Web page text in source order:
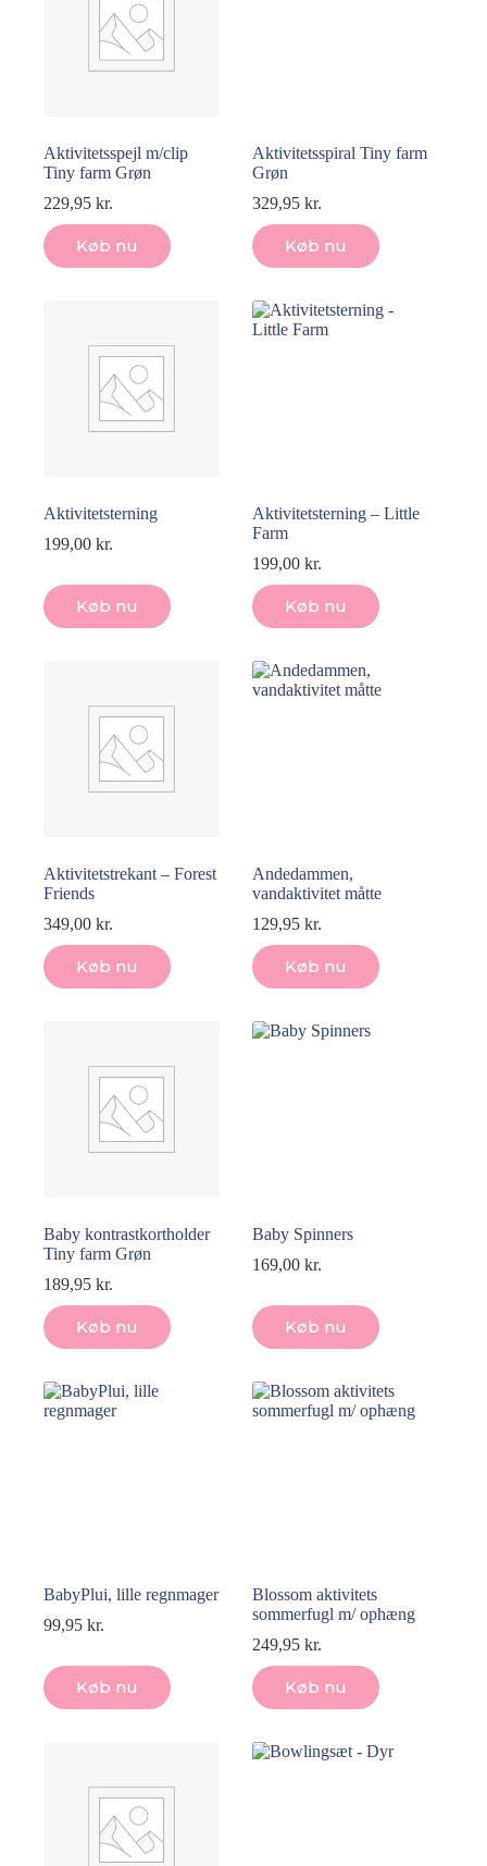
Aktivitetsspejl m/clip
Tiny farm Grøn
229,95 kr.
Køb nu
Aktivitetsspiral Tiny farm
Grøn
329,95kr.
Køb nu
Aktivitetsterning
199,00 kr.
Køb nu
Aktivitetsterning – Little
Farm
199,00kr.
Køb nu
Aktivitetstrekant – Forest
Friends
349,00 kr.
Køb nu
Andedammen,
vandaktivitet måtte
129,95kr.
Køb nu
Baby kontrastkortholder
Tiny farm Grøn
189,95 kr.
Køb nu
Baby Spinners
169,00kr.
Køb nu
BabyPlui, lille regnmager
99,95 kr.
Køb nu
Blossom aktivitets
sommerfugl m/ ophæng
249,95kr.
Køb nu